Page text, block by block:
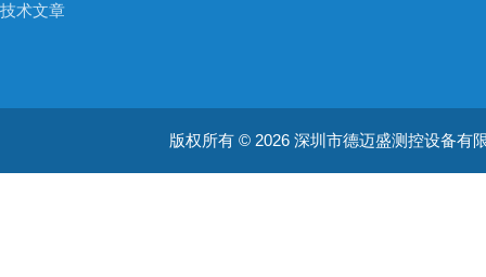
技术文章
版权所有 © 2026 深圳市德迈盛测控设备